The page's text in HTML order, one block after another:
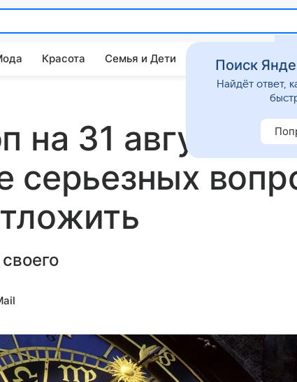
Красота Семья и Дети Дом Гороскопы
на 31 августа:
серьезных
Поиск
Найдёт ответ,